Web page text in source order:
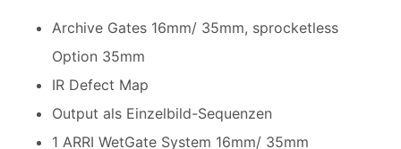
Archive Gates 16mm/ 35mm, sprocketless
Option 35mm
IR Defect Map
Output als Einzelbild-Sequenzen
1 ARRI WetGate System 16mm/ 35mm